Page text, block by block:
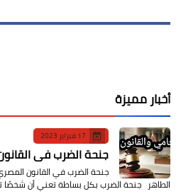
أخبار مميزة
17 فبراير 2023
جنحة الضرب في
جنحة الضرب في القانون
الطاهر جنحة الضرب بكل بساطة تعني أن شخصًا